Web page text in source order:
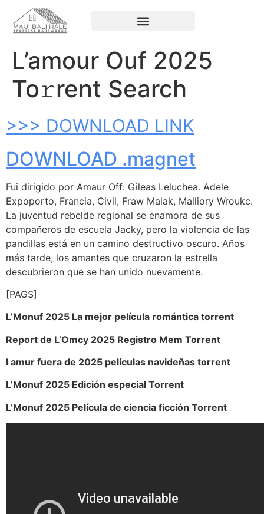
L’amour Ouf 2025
To𝚛rent Search
>>> DOWNLOAD LINK
DOWNLOAD .magnet
Fui dirigido por Amaur Off: Gileas Leluchea. Adele
Expoporto, Francia, Civil, Fraw Malak, Malliory Wroukc.
La juventud rebelde regional se enamora de sus
compañeros de escuela Jacky, pero la violencia de las
pandillas está en un camino destructivo oscuro. Años
más tarde, los amantes que cruzaron la estrella
descubrieron que se han unido nuevamente.
[PAGS]
L’Monuf 2025 La mejor película romántica torrent
Report de L’Omcy 2025 Registro Mem Torrent
l amur fuera de 2025 películas navideñas torrent
L’Monuf 2025 Edición especial Torrent
L’Monuf 2025 Película de ciencia ficción Torrent